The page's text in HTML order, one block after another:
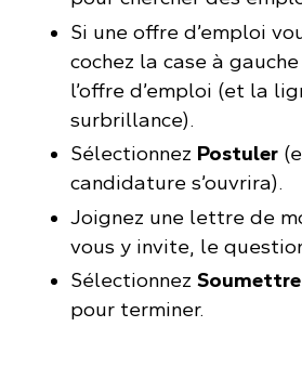
Si une offre d’emploi
cochez la case à
l’offre d’emploi (et la
surbrillance).
Sélectionnez Postuler
candidature s’ouvrira).
Joignez une lettre de
vous y invite, le
Sélectionnez
pour terminer.